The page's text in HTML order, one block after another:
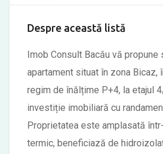
Despre această listă
Imob Consult Bacău vă propune
apartament situat în zona Bicaz,
regim de înălțime P+4, la etajul
investiție imobiliară cu
Proprietatea este amplasată
termic, beneficiază de